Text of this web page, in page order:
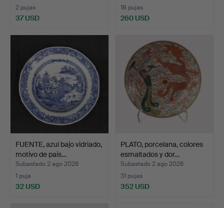
2 pujas
37 USD
18 pujas
260 USD
FUENTE, azul bajo vidriado,
motivo de pais…
Subastado 2 ago 2026
1 puja
32 USD
PLATO, porcelana, colores
esmaltados y dor…
Subastado 2 ago 2026
31 pujas
352 USD